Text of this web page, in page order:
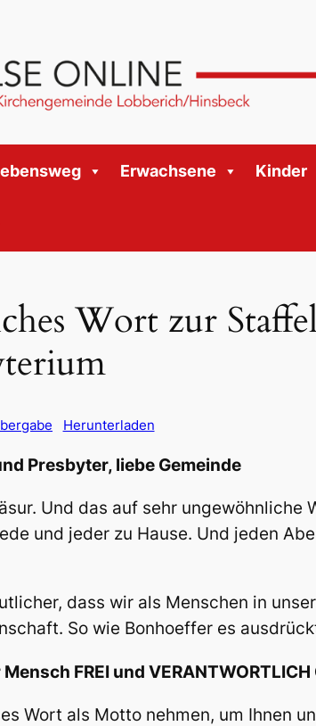
Erwachsene Kinder
Wort zur
Herunterladen
Presbyter, liebe Gemeinde
Und das auf sehr ungewöhnliche
und jeder zu Hause. Und jeden
dass wir als Menschen in
So wie Bonhoeffer es
FREI und
Wort als Motto nehmen, um Ihnen